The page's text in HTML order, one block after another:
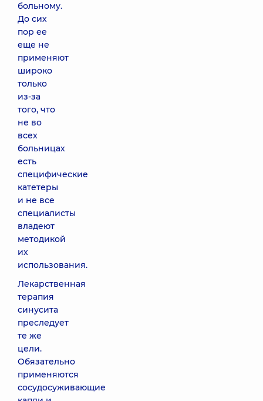
больному.
До сих
пор ее
еще не
применяют
широко
только
из-за
того, что
не во
всех
больницах
есть
специфические
катетеры
и не все
специалисты
владеют
методикой
их
использования.
Лекарственная
терапия
синусита
преследует
те же
цели.
Обязательно
применяются
сосудосуживающие